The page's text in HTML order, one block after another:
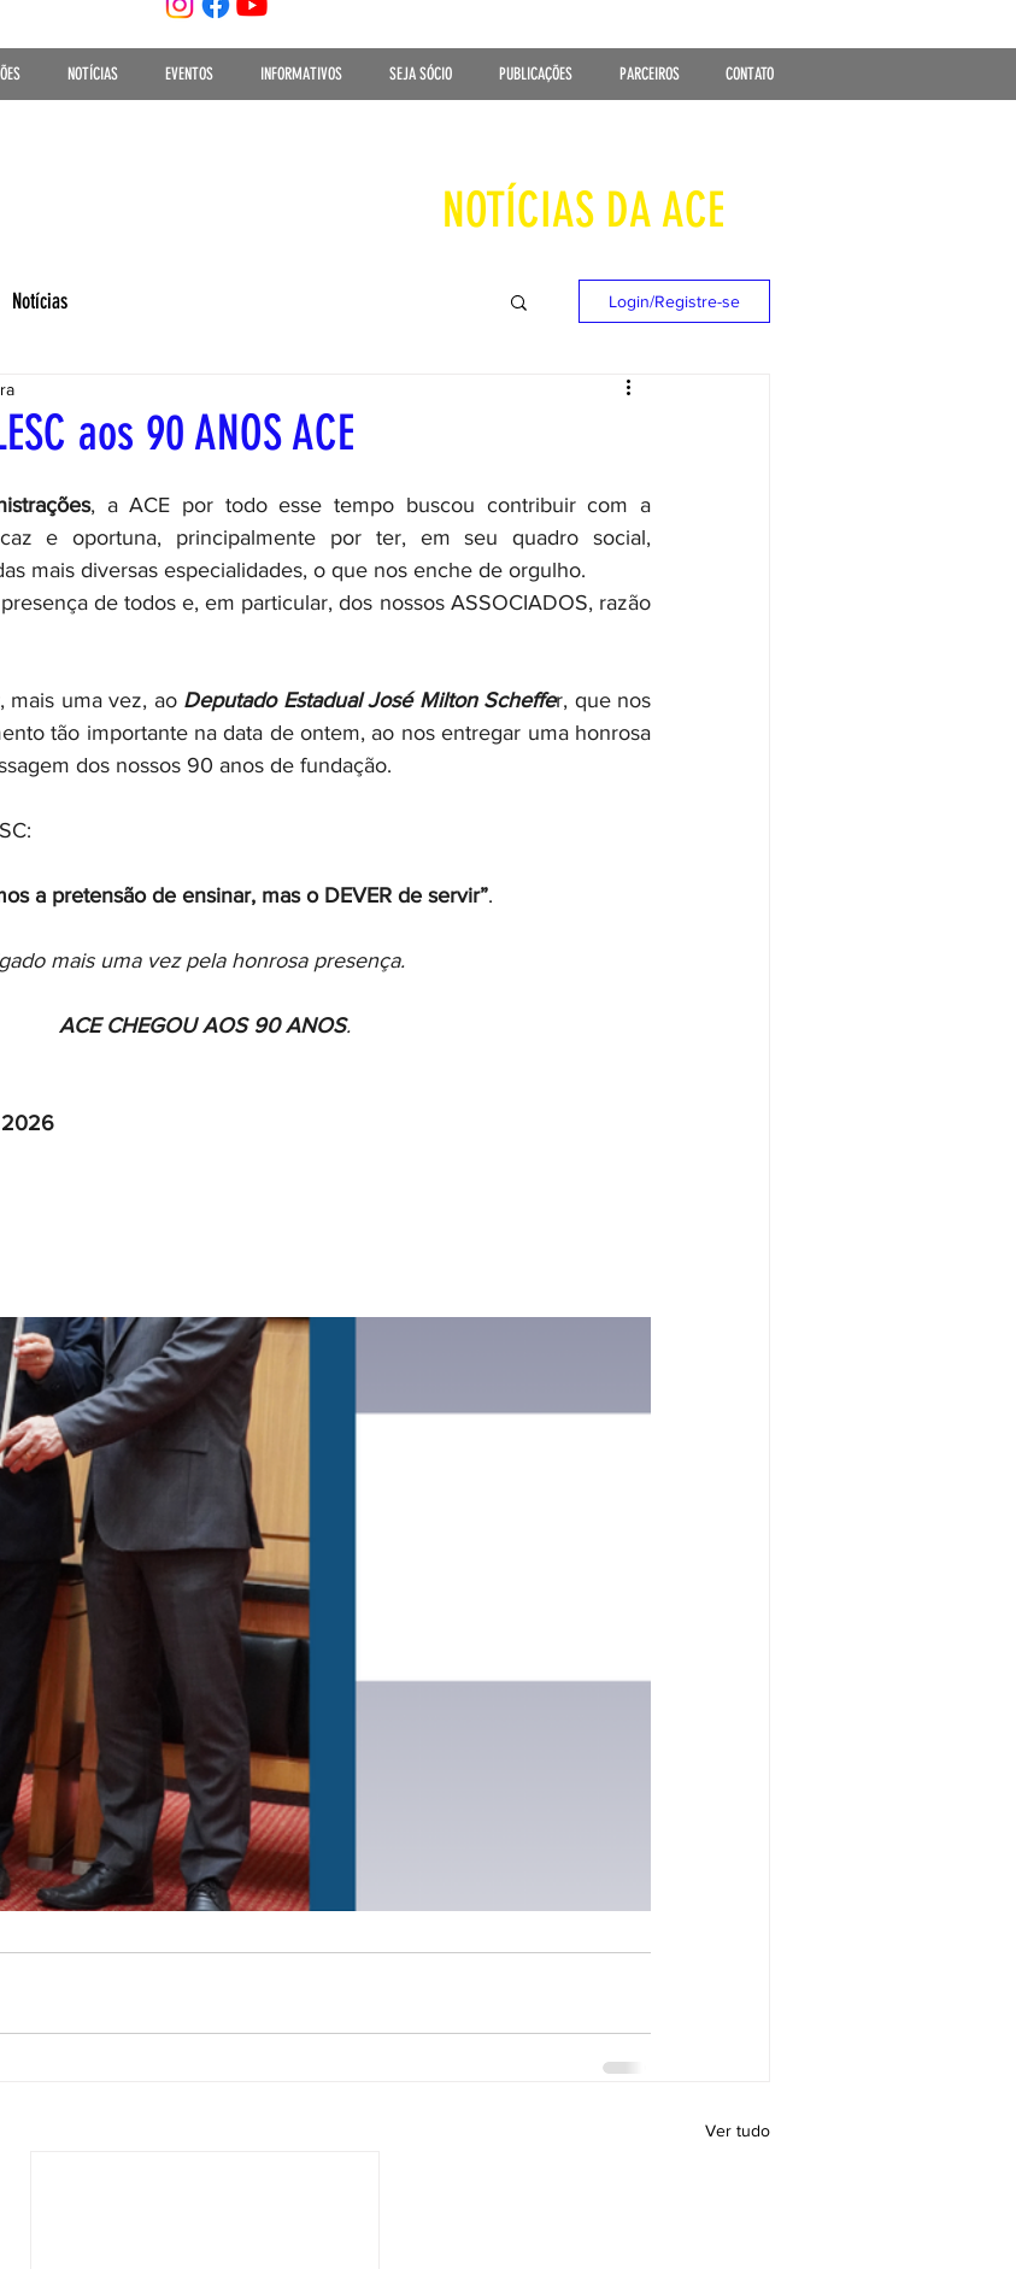
NOTÍCIAS EVENTOS INFORMATIVOS SEJA SÓCIO PUBLICAÇÕES PARCEIROS CONTATO
NOTÍCIAS DA ACE
Notícias Login/Registre-se
aos 90 ANOS ACE
, a ACE por todo esse tempo buscou contribuir com a
e oportuna, principalmente por ter, em seu quadro social,
mais diversas especialidades, o que nos enche de orgulho.
de todos e, em particular, dos nossos ASSOCIADOS, razão
mais uma vez, ao Deputado Estadual José Milton Scheffer, que nos
tão importante na data de ontem, ao nos entregar uma honrosa
dos nossos 90 anos de fundação.
a pretensão de ensinar, mas o DEVER de servir”.
mais uma vez pela honrosa presença.
ACE CHEGOU AOS 90 ANOS.
2026
Ver tudo